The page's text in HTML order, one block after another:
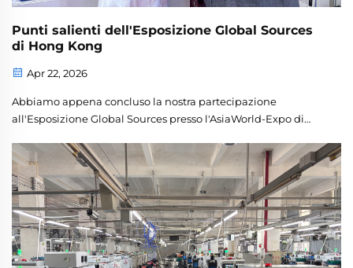
Punti salienti dell'Esposizione Global Sources
di Hong Kong
Apr 22, 2026
Abbiamo appena concluso la nostra partecipazione
all'Esposizione Global Sources presso l'AsiaWorld-Expo di
contatti con i nostri partner esistenti e di incontrare molti
nuovi clienti provenienti da tutto il mondo. I nostri ultimi
prodotti...